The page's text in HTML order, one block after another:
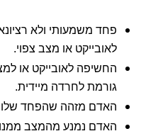
פחד משמעותי ולא
לאובייקט או מצב צפוי.
החשיפה לאובייקט או
גורמת לחרדה מיידית.
האדם מזהה שהפחד שלו
האדם נמנע מהמצב